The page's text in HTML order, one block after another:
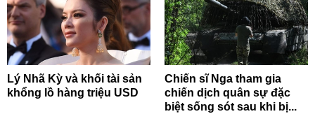
Lý Nhã Kỳ và khối tài sản
khổng lồ hàng triệu USD
Chiến sĩ Nga tham gia
chiến dịch quân sự đặc
biệt sống sót sau khi bị...